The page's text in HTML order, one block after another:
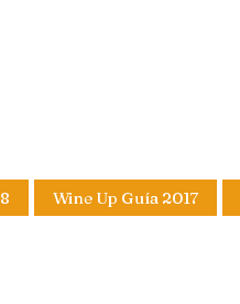
Wine Up Guía 2017